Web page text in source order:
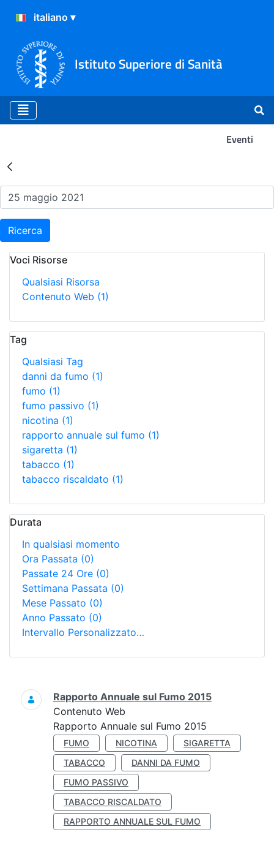
Istituto Superiore di Sanità
Eventi
Risultati della Ricerca -
Ricerca
Voci Risorse
Qualsiasi Risorsa
Contenuto Web (1)
Tag
Qualsiasi Tag
danni da fumo (1)
fumo (1)
fumo passivo (1)
nicotina (1)
rapporto annuale sul fumo (1)
sigaretta (1)
tabacco (1)
tabacco riscaldato (1)
Durata
In qualsiasi momento
Ora Passata (0)
Passate 24 Ore (0)
Settimana Passata (0)
Mese Passato (0)
Anno Passato (0)
Intervallo Personalizzato…
Ricerca
Rapporto Annuale sul Fumo 2015
Contenuto Web
Rapporto Annuale sul Fumo 2015
FUMO NICOTINA
SIGARETTA
TABACCO
DANNI DA FUMO
FUMO PASSIVO
TABACCO RISCALDATO
RAPPORTO ANNUALE SUL FUMO